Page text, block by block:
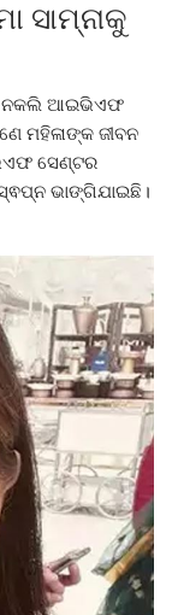
ସାମ୍ନାକୁ
ନକଲି ଆଇଭିଏଫ
ମହିଳାଙ୍କ ଜୀବନ
ସେଣ୍ଟର
ଭାଙ୍ଗିଯାଇଛି।